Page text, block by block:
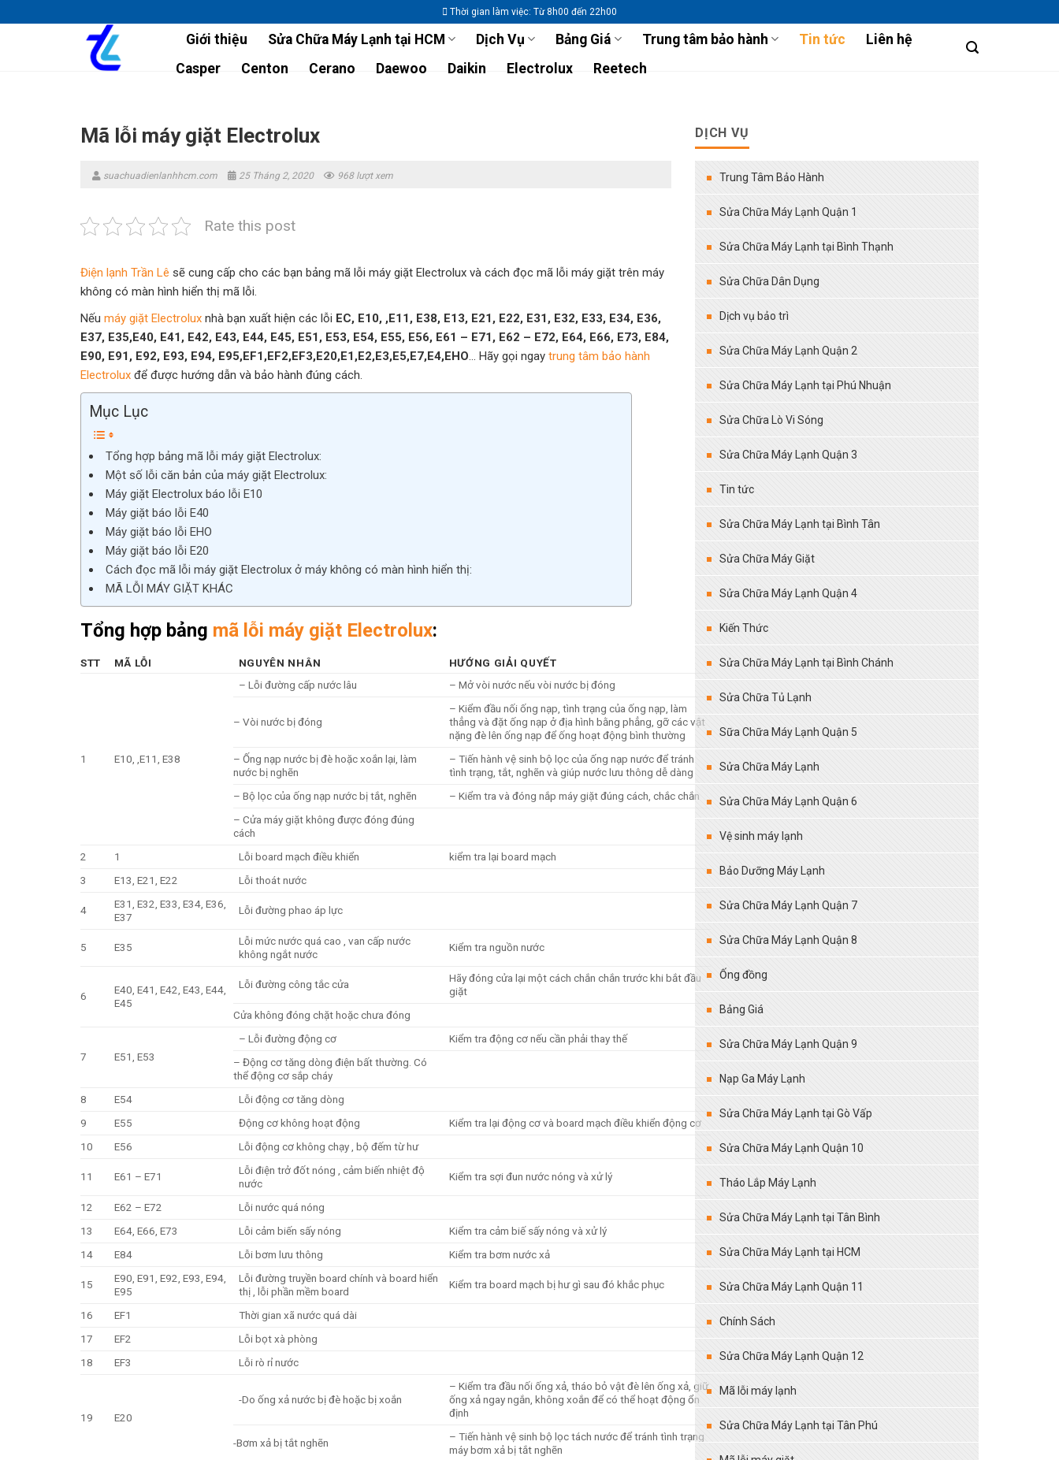
to
Thời gian làm việc: Từ 8h00 đến 22h00
Giới thiệu Sửa Chữa Máy Lạnh tại HCM Dịch Vụ Bảng Giá Trung tâm bảo hành Tin tức
Liên hệ
Casper
Centon Cerano Daewoo Daikin Electrolux Reetech
Mã lỗi máy giặt Electrolux
suachuadienlanhhcm.com 25 Tháng 2, 2020 968 lượt xem
Rate this post
Điện lạnh Trần Lê sẽ cung cấp cho các bạn bảng mã lỗi máy giặt Electrolux và cách đọc mã lỗi máy giặt trên máy
không có màn hình hiển thị mã lỗi.
Nếu máy giặt Electrolux nhà bạn xuất hiện các lỗi EC, E10, ,E11, E38, E13, E21, E22, E31, E32, E33, E34, E36,
E37, E35,E40, E41, E42, E43, E44, E45, E51, E53, E54, E55, E56, E61 – E71, E62 – E72, E64, E66, E73, E84,
E90, E91, E92, E93, E94, E95,EF1,EF2,EF3,E20,E1,E2,E3,E5,E7,E4,EHO … Hãy gọi ngay trung tâm bảo hành
Electrolux để được hướng dẫn và bảo hành đúng cách.
Mục Lục
Tổng hợp bảng mã lỗi máy giặt Electrolux:
Một số lỗi căn bản của máy giặt Electrolux:
Máy giặt Electrolux báo lỗi E10
Máy giặt báo lỗi E40
Máy giặt báo lỗi EHO
Máy giặt báo lỗi E20
Cách đọc mã lỗi máy giặt Electrolux ở máy không có màn hình hiển thị:
MÃ LỖI MÁY GIẶT KHÁC
Tổng hợp bảng mã lỗi máy giặt Electrolux:
STT MÃ LỖI NGUYÊN NHÂN HƯỚNG GIẢI QUYẾT
1 E10, ,E11, E38
– Lỗi đường cấp nước lâu – Mở vòi nước nếu vòi nước bị đóng
– Vòi nước bị đóng
– Kiểm đầu nối ống nạp, tình trạng của ống nạp, làm
thẳng và đặt ống nạp ở địa hình bằng phẳng, gỡ các vật
nặng đè lên ống nạp để ống hoạt động bình thường
– Ống nạp nước bị đè hoặc xoắn lại, làm
nước bị nghẽn
– Tiến hành vệ sinh bộ lọc của ống nạp nước để tránh
tình trạng, tắt, nghẽn và giúp nước lưu thông dễ dàng
– Bộ lọc của ống nạp nước bị tắt, nghẽn
– Kiểm tra và đóng nắp máy giặt đúng cách, chắc chắn
– Cửa máy giặt không được đóng đúng
cách
2
1 Lỗi board mạch điều khiển
kiểm tra lại board mạch
3
E13, E21, E22 Lỗi thoát nước
4
E31, E32, E33, E34, E36,
E37
Lỗi đường phao áp lực
5 E35
Lỗi mức nước quá cao , van cấp nước
không ngắt nước
Kiểm tra nguồn nước
6
E40, E41, E42, E43, E44,
E45
Lỗi đường công tắc cửa
Hãy đóng cửa lại một cách chắn chắn trước khi bắt đầu
giặt
Cửa không đóng chặt hoặc chưa đóng
7 E51, E53
– Lỗi đường động cơ
Kiểm tra động cơ nếu cần phải thay thế
– Động cơ tăng dòng điện bất thường. Có
thể động cơ sắp cháy
8
E54
Lỗi động cơ tăng dòng
9
E55 Động cơ không hoạt động
Kiểm tra lại động cơ và board mạch điều khiển động cơ
10
E56 Lỗi động cơ không chạy , bộ đếm từ hư
11 E61 – E71
Lỗi điện trở đốt nóng , cảm biến nhiệt độ
nước
Kiểm tra sợi đun nước nóng và xử lý
12 E62 – E72
Lỗi nước quá nóng
13
E64, E66, E73 Lỗi cảm biến sấy nóng
Kiểm tra cảm biế sấy nóng và xử lý
14
E84 Lỗi bơm lưu thông Kiểm tra bơm nước xả
15
E90, E91, E92, E93, E94,
E95
Lỗi đường truyền board chính và board hiển
thị , lỗi phần mềm board
Kiểm tra board mạch bị hư gì sau đó khắc phục
16 EF1
Thời gian xã nước quá dài
17
EF2
Lỗi bọt xà phòng
18
EF3 Lỗi rò rỉ nước
19 E20
-Do ống xả nước bị đè hoặc bị xoắn
– Kiểm tra đầu nối ống xả, tháo bỏ vật đè lên ống xả, giữ
ống xả ngay ngắn, không xoắn để có thể hoạt động ổn
định
-Bơm xả bị tắt nghẽn
– Tiến hành vệ sinh bộ lọc tách nước để tránh tình trạng
máy bơm xả bị tắt nghẽn
DỊCH VỤ
Trung Tâm Bảo Hành
Sửa Chữa Máy Lạnh Quận 1
Sửa Chữa Máy Lạnh tại Bình Thạnh
Sửa Chữa Dân Dụng
Dịch vụ bảo trì
Sửa Chữa Máy Lạnh Quận 2
Sửa Chữa Máy Lạnh tại Phú Nhuận
Sửa Chữa Lò Vi Sóng
Sửa Chữa Máy Lạnh Quận 3
Tin tức
Sửa Chữa Máy Lạnh tại Bình Tân
Sửa Chữa Máy Giặt
Sửa Chữa Máy Lạnh Quận 4
Kiến Thức
Sửa Chữa Máy Lạnh tại Bình Chánh
Sửa Chữa Tủ Lạnh
Sữa Chữa Máy Lạnh Quận 5
Sửa Chữa Máy Lạnh
Sửa Chữa Máy Lạnh Quận 6
Vệ sinh máy lạnh
Bảo Dưỡng Máy Lạnh
Sửa Chữa Máy Lạnh Quận 7
Sửa Chữa Máy Lạnh Quận 8
Ống đồng
Bảng Giá
Sửa Chữa Máy Lạnh Quận 9
Nạp Ga Máy Lạnh
Sửa Chữa Máy Lạnh tại Gò Vấp
Sửa Chữa Máy Lạnh Quận 10
Tháo Lắp Máy Lạnh
Sửa Chữa Máy Lạnh tại Tân Bình
Sửa Chữa Máy Lạnh tại HCM
Sửa Chữa Máy Lạnh Quận 11
Chính Sách
Sửa Chữa Máy Lạnh Quận 12
Mã lỗi máy lạnh
Sửa Chữa Máy Lạnh tại Tân Phú